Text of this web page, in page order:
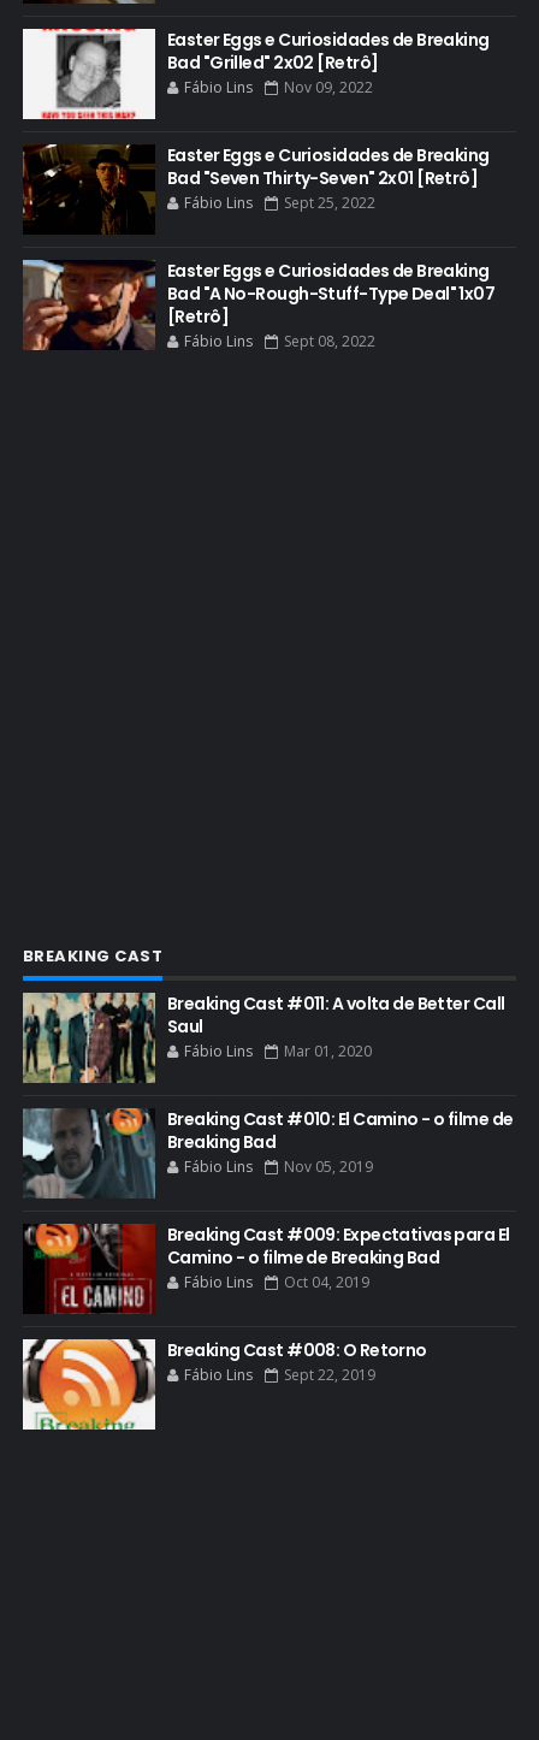
DVD
DEAN NORRIS
DOCUMENTÁRIO
DOS HOMBRES MEZCAL
EASTER EGGS
EDITORIAL
EL CAMINO
ELECTRIC DREAMS
ELENCO 5ª TEMPORADA
FELIZ NATAL
FILME
GIANCARLO ESPOSITO
GOLDEN GLOBE
GRACEPOINT
GREENBRIER
GUIA DE EPISÓDIOS
GUS FRING
HCATV AWARDS
HCATV AWARDS 2022
HECTOR SALAMANCA
Easter Eggs e Curiosidades de Breaking
Bad "Grilled" 2x02 [Retrô]
Fábio Lins Nov 09, 2022
Easter Eggs e Curiosidades de Breaking
Bad "Seven Thirty-Seven" 2x01 [Retrô]
Fábio Lins Sept 25, 2022
Easter Eggs e Curiosidades de Breaking
Bad "A No-Rough-Stuff-Type Deal" 1x07
[Retrô]
Fábio Lins Sept 08, 2022
BREAKING CAST
Breaking Cast #011: A volta de Better Call
Saul
Fábio Lins Mar 01, 2020
Breaking Cast #010: El Camino - o filme de
Breaking Bad
Fábio Lins Nov 05, 2019
Breaking Cast #009: Expectativas para El
Camino - o filme de Breaking Bad
Fábio Lins Oct 04, 2019
Breaking Cast #008: O Retorno
Fábio Lins Sept 22, 2019